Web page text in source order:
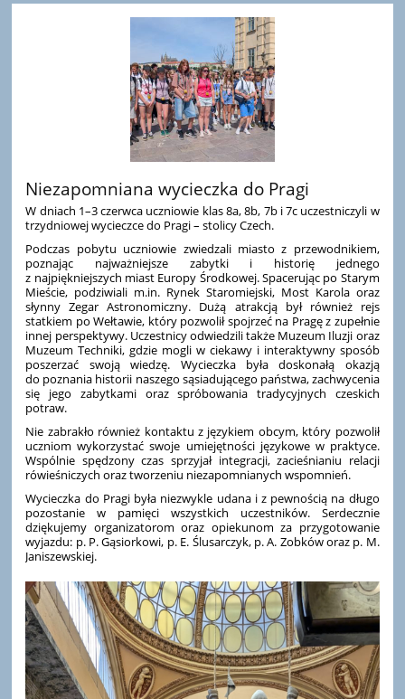
Niezapomniana wycieczka do Pragi
W dniach 1–3 czerwca uczniowie klas 8a, 8b, 7b i 7c uczestniczyli w
trzydniowej wycieczce do Pragi – stolicy Czech.
Podczas pobytu uczniowie zwiedzali miasto z przewodnikiem,
poznając najważniejsze zabytki i historię jednego
z najpiękniejszych miast Europy Środkowej. Spacerując po Starym
Mieście, podziwiali m.in. Rynek Staromiejski, Most Karola oraz
słynny Zegar Astronomiczny. Dużą atrakcją był również rejs
statkiem po Wełtawie, który pozwolił spojrzeć na Pragę z zupełnie
innej perspektywy. Uczestnicy odwiedzili także Muzeum Iluzji oraz
Muzeum Techniki, gdzie mogli w ciekawy i interaktywny sposób
poszerzać swoją wiedzę. Wycieczka była doskonałą okazją
do poznania historii naszego sąsiadującego państwa, zachwycenia
się jego zabytkami oraz spróbowania tradycyjnych czeskich
potraw.
Nie zabrakło również kontaktu z językiem obcym, który pozwolił
uczniom wykorzystać swoje umiejętności językowe w praktyce.
Wspólnie spędzony czas sprzyjał integracji, zacieśnianiu relacji
rówieśniczych oraz tworzeniu niezapomnianych wspomnień.
Wycieczka do Pragi była niezwykle udana i z pewnością na długo
pozostanie w pamięci wszystkich uczestników. Serdecznie
dziękujemy organizatorom oraz opiekunom za przygotowanie
wyjazdu: p. P. Gąsiorkowi, p. E. Ślusarczyk, p. A. Zobków oraz p. M.
Janiszewskiej.